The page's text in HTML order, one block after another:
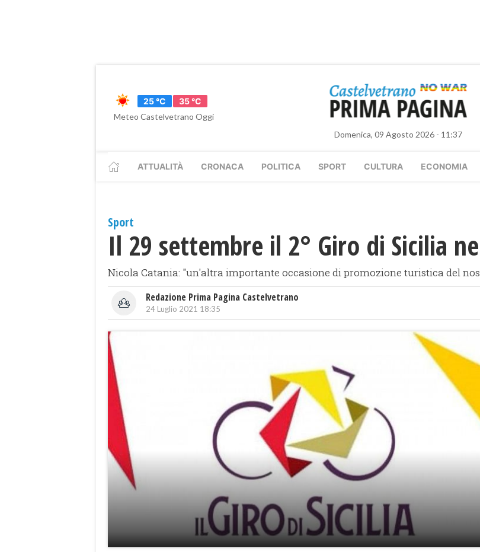
25 °C
35 °C
Meteo Castelvetrano Oggi
Domenica, 09 Agosto 2026 - 11:37
ATTUALITÀ CRONACA POLITICA SPORT CULTURA ECONOMIA
Sport
Il 29 settembre il 2° Giro di Sicilia
Nicola Catania: "un'altra importante occasione di promozione turistica del
Redazione Prima Pagina Castelvetrano
24 Luglio 2021 18:35